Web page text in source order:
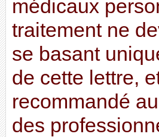
médicaux
traitement ne
se basant
de cette lettre,
recommandé
des